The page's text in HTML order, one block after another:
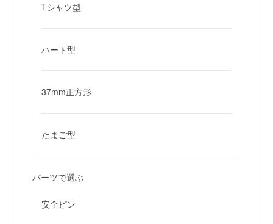
Tシャツ型
ハート型
37mm正方形
たまご型
パーツで選ぶ
安全ピン